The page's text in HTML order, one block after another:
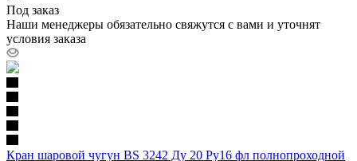
Под заказ
Наши менеджеры обязательно свяжутся с вами и уточнят
условия заказа
Кран шаровой чугун BS 3242 Ду 20 Ру16 фл полнопроходной